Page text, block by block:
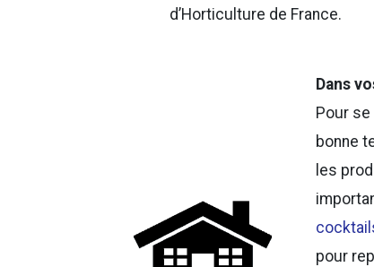
d’Horticulture de France.
Dans
Pour
bonne
les
pour